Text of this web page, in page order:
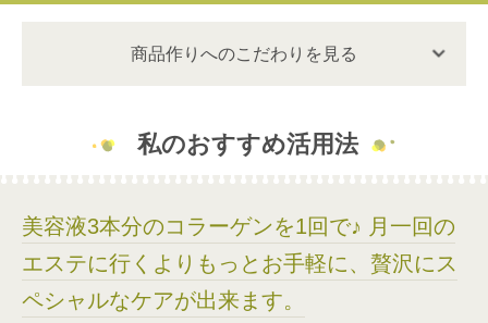
商品作りへのこだわりを見る
私のおすすめ活用法
美容液3本分のコラーゲンを1回で♪ 月一回の
エステに行くよりもっとお手軽に、贅沢にス
ペシャルなケアが出来ます。